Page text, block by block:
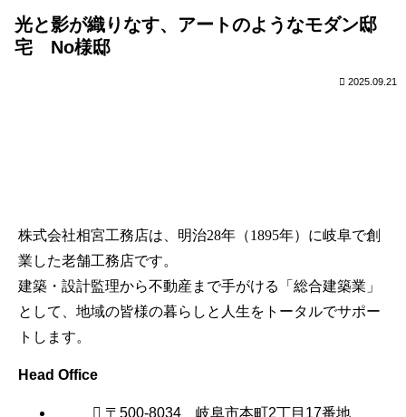
光と影が織りなす、アートのようなモダン邸
宅 No様邸
2025.09.21
株式会社相宮工務店は、 明治28年（1895年）に岐阜で創
業した老舗工務店です。
建築・設計監理から不動産まで手がける「総合建築業」
として、地域の皆様の暮らしと人生をトータルでサポー
トします。
Head Office
〒500-8034 岐阜市本町2丁目17番地